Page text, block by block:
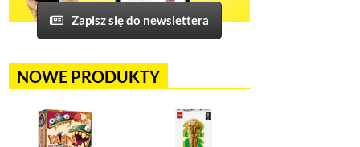
Zapisz się do newslettera
NOWE PRODUKTY